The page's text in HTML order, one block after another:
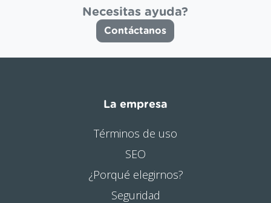
Necesitas ayuda?
Contáctanos
La empresa
Términos de uso
SEO
¿Porqué elegirnos?
Seguridad